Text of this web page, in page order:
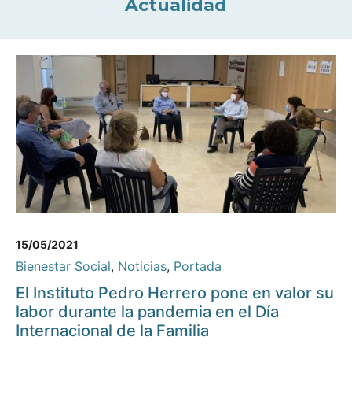
Actualidad
15/05/2021
Bienestar Social, Noticias, Portada
El Instituto Pedro Herrero pone en valor su
labor durante la pandemia en el Día
Internacional de la Familia